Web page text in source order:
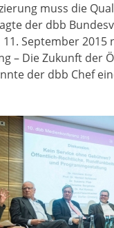
muss die
der dbb
September
– Die Zukunft der
der dbb Chef